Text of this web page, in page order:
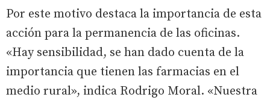
Por este motivo destaca la importancia de esta
acción para la permanencia de las oficinas.
«Hay sensibilidad, se han dado cuenta de la
importancia que tienen las farmacias en el
medio rural», indica Rodrigo Moral. «Nuestra